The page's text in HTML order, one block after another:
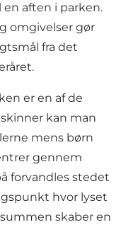
aften i parken.
omgivelser gør
fra det
er en af de
kan man
mens børn
gennem
forvandles stedet
hvor lyset
skaber en